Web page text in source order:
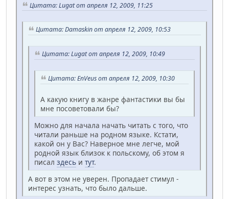
Цитата: Lugat от апреля 12, 2009, 11:25
Цитата: Damaskin от апреля 12, 2009, 10:53
Цитата: Lugat от апреля 12, 2009, 10:49
Цитата: EnVeus от апреля 12, 2009, 10:30
А какую книгу в жанре фантастики вы бы
мне посоветовали бы?
Можно для начала начать читать с того, что
читали раньше на родном языке. Кстати,
какой он у Вас? Наверное мне легче, мой
родной язык близок к польскому, об этом я
писал здесь и тут.
А вот в этом не уверен. Пропадает стимул -
интерес узнать, что было дальше.